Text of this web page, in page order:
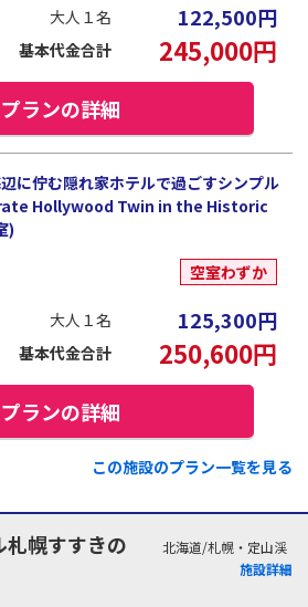
大人１名 122,500円
基本代金合計 245,000円
プランの詳細
辺に佇む隠れ家ホテルで過ごすシンプル
Hollywood Twin in the Historic
)
空室わずか
大人１名 125,300円
基本代金合計 250,600円
プランの詳細
この施設のプラン一覧を見る
幌すすきの
北海道/札幌・定山渓
施設詳細